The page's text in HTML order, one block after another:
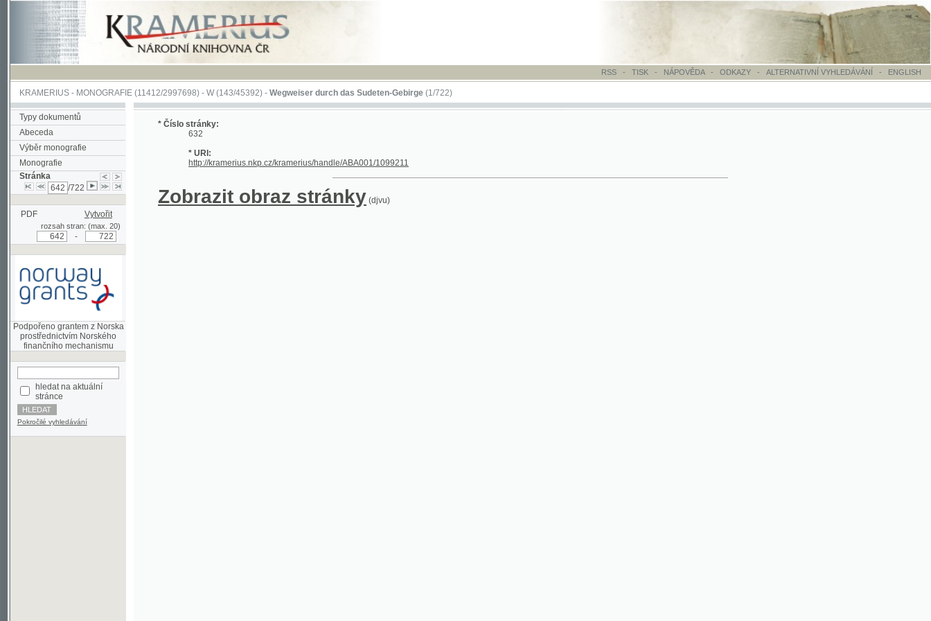
RSS - TISK-NÁPOVĚDA - ODKAZY - ALTERNATIVNÍ VYHLEDÁVÁNÍ- ENGLISH
KRAMERIUS-MONOGRAFIE(11412/2997698) -W (143/45392)-Wegweiser durch das Sudeten-Gebirge(1/722)
Typy dokumentů
Abeceda
Výběr monografie
Monografie
Stránka
/722
PDF Vytvořit
rozsah stran: (max. 20)
Podpořeno grantem z Norska
prostřednictvím Norského
hledat na aktuální
stránce
Pokročilé vyhledávání
* Číslo stránky:
632
* URI:
http://kramerius.nkp.cz/kramerius/handle/ABA001/1099211
Zobrazit obraz stránky